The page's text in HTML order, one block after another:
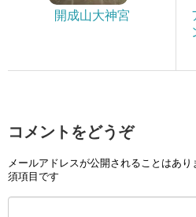
開成山大神宮
コメントをどうぞ
メールアドレスが公開されることはあり
須項目です